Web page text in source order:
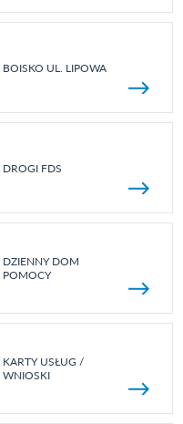
BOISKO UL. LIPOWA
DROGI FDS
DZIENNY DOM
POMOCY
KARTY USŁUG /
WNIOSKI